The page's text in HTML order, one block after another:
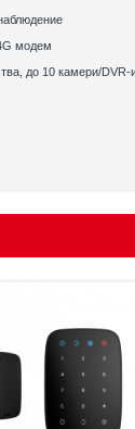
модем
до 10 камери/